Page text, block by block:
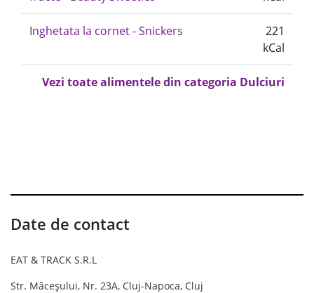
Inghetata la cornet - Snickers
221
kCal
Vezi toate alimentele din categoria Dulciuri
Date de contact
EAT & TRACK S.R.L
Str. Măceșului, Nr. 23A, Cluj-Napoca, Cluj